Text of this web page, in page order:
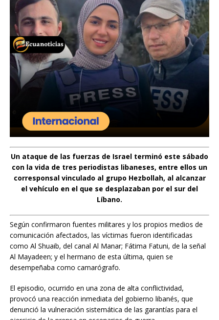
Un ataque de las fuerzas de Israel terminó este sábado
con la vida de tres periodistas libaneses, entre ellos un
corresponsal vinculado al grupo Hezbollah, al alcanzar
el vehículo en el que se desplazaban por el sur del
Líbano.
Según confirmaron fuentes militares y los propios medios de
comunicación afectados, las víctimas fueron identificadas
como Al Shuaib, del canal Al Manar; Fátima Fatuni, de la señal
Al Mayadeen; y el hermano de esta última, quien se
desempeñaba como camarógrafo.
El episodio, ocurrido en una zona de alta conflictividad,
provocó una reacción inmediata del gobierno libanés, que
denunció la vulneración sistemática de las garantías para el